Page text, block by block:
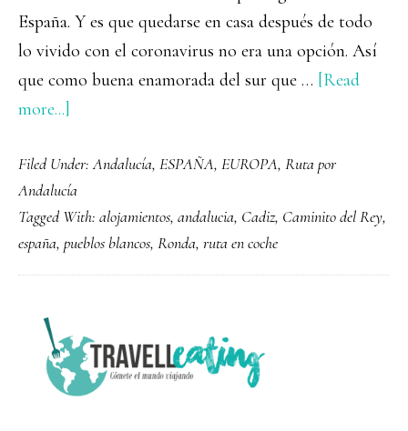
España. Y es que quedarse en casa después de todo
lo vivido con el coronavirus no era una opción. Así
que como buena enamorada del sur que … [Read
more...]
en
coche
por
Andalucía
Filed Under:Andalucía, ESPAÑA, EUROPA, Ruta por
Andalucía
Tagged With: alojamientos, andalucia, Cadiz, Caminito del Rey,
españa, pueblos blancos, Ronda, ruta en coche
PRIMARY
SIDEBAR